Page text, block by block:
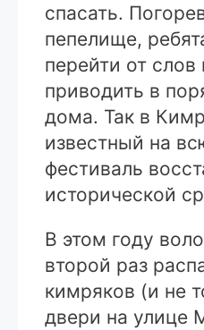
спасать.
пепелище,
перейти от слов
приводить в
дома. Так в
известный на
фестиваль
исторической
В этом году
второй раз
кимряков (и не
двери на улице